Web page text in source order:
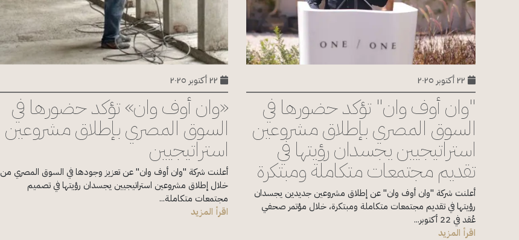
"وان أوف وان" تؤكد حضورها في
السوق المصري بإطلاق مشروعين
استراتيجيين يجسدان رؤيتها في
تقديم مجتمعات متكاملة ومبتكرة
أعلنت شركة "وان أوف وان" عن إطلاق مشروعين جديدين يجسدان
رؤيتها في تقديم مجتمعات متكاملة ومبتكرة، خلال مؤتمر صحفي
عُقد في 22 أكتوبر...
اقرأ المزيد
«وان أوف وان» تؤكد حضورها في
السوق المصري بإطلاق مشروعين
استراتيجيين
أعلنت شركة "وان أوف وان" عن تعزيز وجودها في السوق المصري من
خلال إطلاق مشروعين استراتيجيين يجسدان رؤيتها في تصميم
مجتمعات متكاملة...
اقرأ المزيد